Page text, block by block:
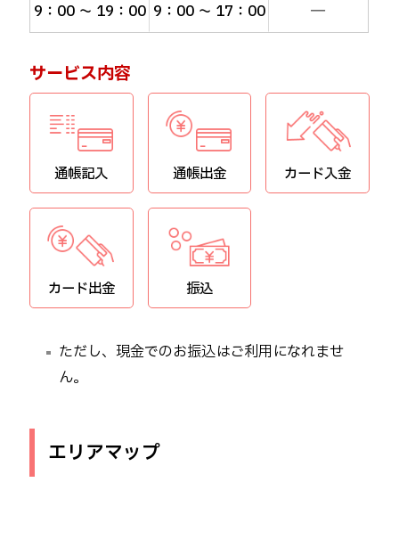
9：00 ～ 19：00 9：00 ～ 17：00 ―
サービス内容
通帳記入 通帳出金 カード入金
カード出金 振込
ただし、現金でのお振込はご利用になれませ
ん。
エリアマップ